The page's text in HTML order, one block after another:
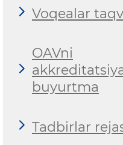
Voqealar
OAVni
buyurtma
Tadbirlar